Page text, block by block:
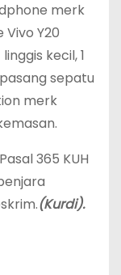
merk
Y20
kecil, 1
sepatu
merk
365 KUH
(Kurdi).